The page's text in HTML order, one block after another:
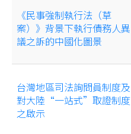
《民事強制執行法（草
案）》背景下執行債務人異
議之訴的中國化圖景
台灣地區司法詢問員制度及
對大陸“一站式”取證制度
之啟示